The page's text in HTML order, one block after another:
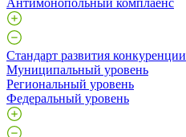
Стандарт развития конкуренции
Муниципальный уровень
Региональный уровень
Федеральный уровень